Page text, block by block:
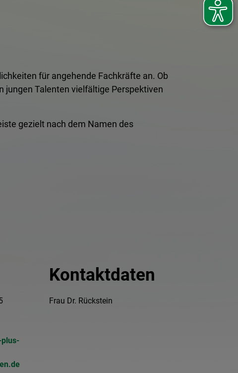
für angehende Fachkräfte an. Ob
jungen Talenten vielfältige Perspektiven
gezielt nach dem Namen des
Kontaktdaten
Frau Dr. Rückstein